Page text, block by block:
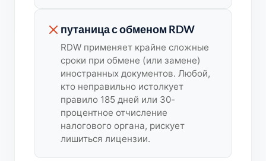
путаница с обменом RDW
RDW применяет крайне сложные
сроки при обмене (или замене)
иностранных документов. Любой,
кто неправильно истолкует
правило 185 дней или 30-
процентное отчисление
налогового органа, рискует
лишиться лицензии.